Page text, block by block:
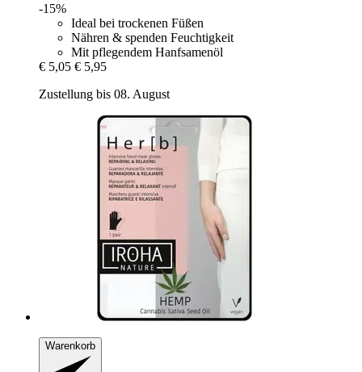
-15%
Ideal bei trockenen Füßen
Nähren & spenden Feuchtigkeit
Mit pflegendem Hanfsamenöl
€ 5,05 € 5,95
Zustellung bis 08. August
Warenkorb